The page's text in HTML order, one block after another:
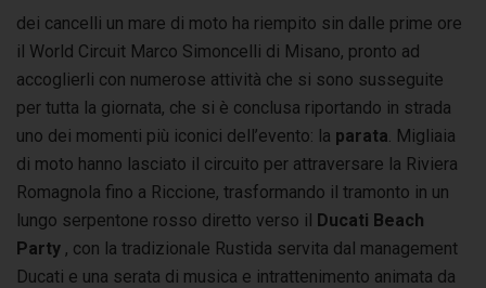
dei cancelli un mare di moto ha riempito sin dalle prime ore
il World Circuit Marco Simoncelli di Misano, pronto ad
accoglierli con numerose attività che si sono susseguite
per tutta la giornata, che si è conclusa riportando in strada
uno dei momenti più iconici dell’evento: la parata . Migliaia
di moto hanno lasciato il circuito per attraversare la Riviera
Romagnola fino a Riccione, trasformando il tramonto in un
lungo serpentone rosso diretto verso il Ducati Beach
Party , con la tradizionale Rustida servita dal management
Ducati e una serata di musica e intrattenimento animata da